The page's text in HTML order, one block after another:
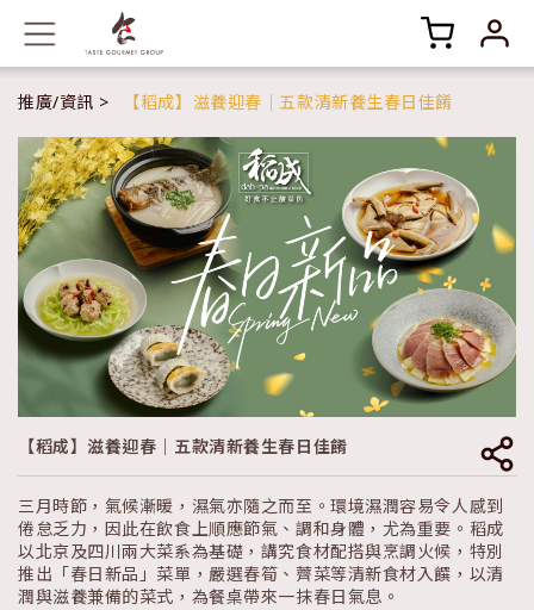
推廣/資訊 【稻成】滋養迎春｜五款清新養生春日佳餚
【稻成】滋養迎春｜五款清新養生春日佳餚
三月時節，氣候漸暖，濕氣亦隨之而至。環境濕潤容易令人感到
倦怠乏力，因此在飲食上順應節氣、調和身體，尤為重要。稻成
以北京及四川兩大菜系為基礎，講究食材配搭與烹調火候，特別
推出「春日新品」菜單，嚴選春筍、薺菜等清新食材入饌，以清
潤與滋養兼備的菜式，為餐桌帶來一抹春日氣息。